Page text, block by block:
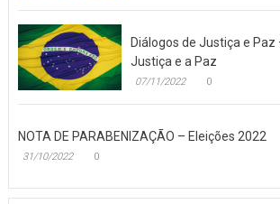
Diálogos de Justiça e Paz
Justiça e a Paz
07/11/2022 0
NOTA DE PARABENIZAÇÃO – Eleições 2022
31/10/2022 0